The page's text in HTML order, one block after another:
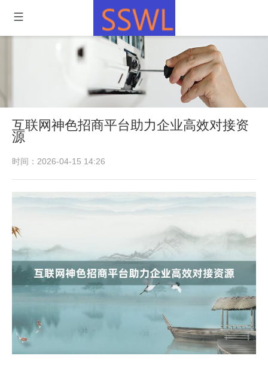
互联网神色招商平台助力企业高效对接资
源
时间：2026-04-15 14:26